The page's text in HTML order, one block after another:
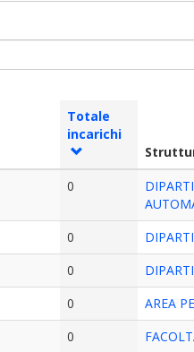
Totale
incarichi
0
0
0
0
AREA
0